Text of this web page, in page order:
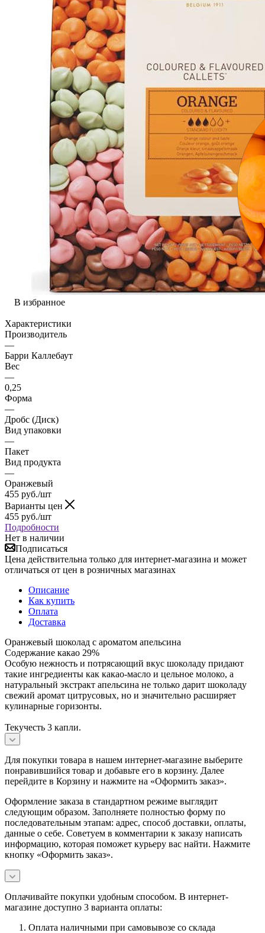
В избранное
Характеристики
Производитель
—
Барри Каллебаут
Вес
—
0,25
Форма
—
Дробс (Диск)
Вид упаковки
—
Пакет
Вид продукта
—
Оранжевый
455 руб./шт
Варианты цен
455 руб./шт
Подробности
Нет в наличии
Подписаться
Цена действительна только для интернет-магазина и может
отличаться от цен в розничных магазинах
Описание
Как купить
Оплата
Доставка
Оранжевый шоколад с ароматом апельсина
Содержание какао 29%
Особую нежность и потрясающий вкус шоколаду придают
такие ингредиенты как какао-масло и цельное молоко, а
натуральный экстракт апельсина не только дарит шоколаду
свежий аромат цитрусовых, но и значительно расширяет
кулинарные горизонты.
Текучесть 3 капли.
Для покупки товара в нашем интернет-магазине выберите
понравившийся товар и добавьте его в корзину. Далее
перейдите в Корзину и нажмите на «Оформить заказ».
Оформление заказа в стандартном режиме выглядит
следующим образом. Заполняете полностью форму по
последовательным этапам: адрес, способ доставки, оплаты,
данные о себе. Советуем в комментарии к заказу написать
информацию, которая поможет курьеру вас найти. Нажмите
кнопку «Оформить заказ».
Оплачивайте покупки удобным способом. В интернет-
магазине доступно 3 варианта оплаты:
Оплата наличными при самовывозе со склада